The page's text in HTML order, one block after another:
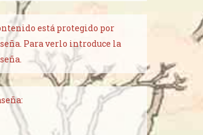
está protegido por
Para verlo introduce la